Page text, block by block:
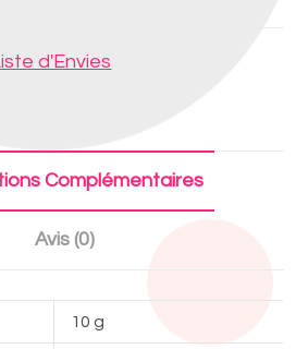
d'Envies
Complémentaires
Avis (0)
10 g